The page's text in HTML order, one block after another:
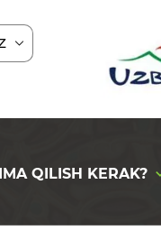
QILISH KERAK?